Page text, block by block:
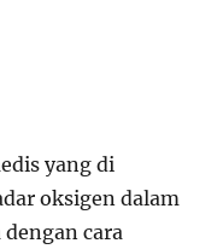
yang di
oksigen dalam
cara